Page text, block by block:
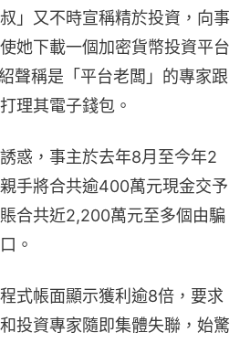
」又不時宣稱精於投資，向事
她下載一個加密貨幣投資平台
聲稱是「平台老闆」的專家跟
理其電子錢包。
惑，事主於去年8月至今年2
手將合共逾400萬元現金交予
合共近2,200萬元至多個由騙
。
式帳面顯示獲利逾8倍，要求
投資專家隨即集體失聯，始驚